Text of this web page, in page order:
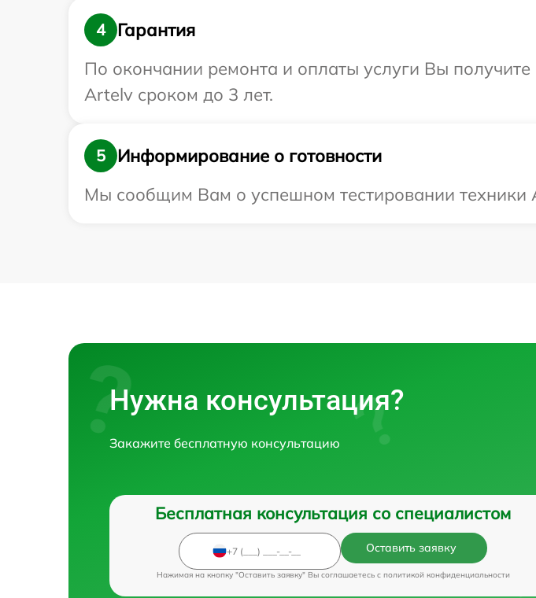
4
Гарантия
По окончании ремонта и оплаты услуги Вы
Artelv сроком до 3 лет.
5
Информирование о готовности
Мы сообщим Вам о успешном тестировании техники
Нужна консультация?
Закажите бесплатную консультацию
Бесплатная консультация со специалистом
Оставить заявку
Нажимая на кнопку "Оставить заявку" Вы соглашаетесь c политикой конфиденциальности